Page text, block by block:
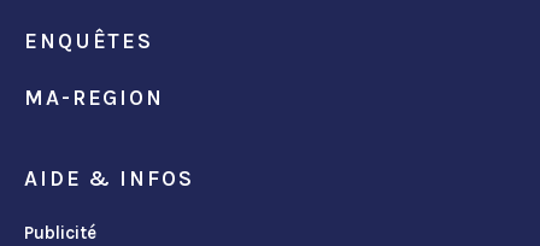
ENQUÊTES
MA-REGION
AIDE & INFOS
Publicité